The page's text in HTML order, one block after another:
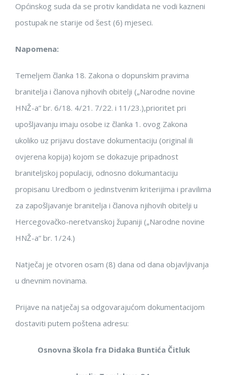
Općinskog suda da se protiv kandidata ne vodi kazneni
postupak ne starije od šest (6) mjeseci.
Napomena:
Temeljem članka 18. Zakona o dopunskim pravima
branitelja i članova njihovih obitelji („Narodne novine
HNŽ-a“ br. 6/18. 4/21. 7/22. i 11/23.),prioritet pri
upošljavanju imaju osobe iz članka 1. ovog Zakona
ukoliko uz prijavu dostave dokumentaciju (original ili
ovjerena kopija) kojom se dokazuje pripadnost
braniteljskoj populaciji, odnosno dokumantaciju
propisanu Uredbom o jedinstvenim kriterijima i pravilima
za zapošljavanje branitelja i članova njihovih obitelji u
Hercegovačko-neretvanskoj županiji („Narodne novine
HNŽ-a“ br. 1/24.)
Natječaj je otvoren osam (8) dana od dana objavljivanja
u dnevnim novinama.
Prijave na natječaj sa odgovarajućom dokumentacijom
dostaviti putem poštena adresu:
Osnovna škola fra Didaka Buntića Čitluk